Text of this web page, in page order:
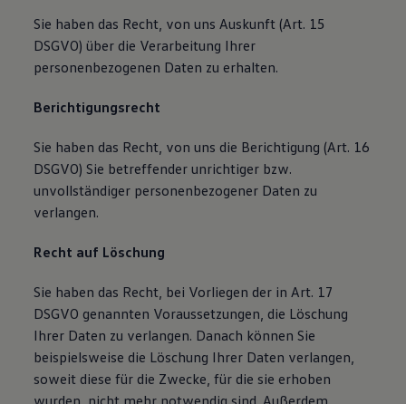
Sie haben das Recht, von uns Auskunft (Art. 15
DSGVO) über die Verarbeitung Ihrer
personenbezogenen Daten zu erhalten.
Berichtigungsrecht
Sie haben das Recht, von uns die Berichtigung (Art. 16
DSGVO) Sie betreffender unrichtiger bzw.
unvollständiger personenbezogener Daten zu
verlangen.
Recht auf Löschung
Sie haben das Recht, bei Vorliegen der in Art. 17
DSGVO genannten Voraussetzungen, die Löschung
Ihrer Daten zu verlangen. Danach können Sie
beispielsweise die Löschung Ihrer Daten verlangen,
soweit diese für die Zwecke, für die sie erhoben
wurden, nicht mehr notwendig sind. Außerdem